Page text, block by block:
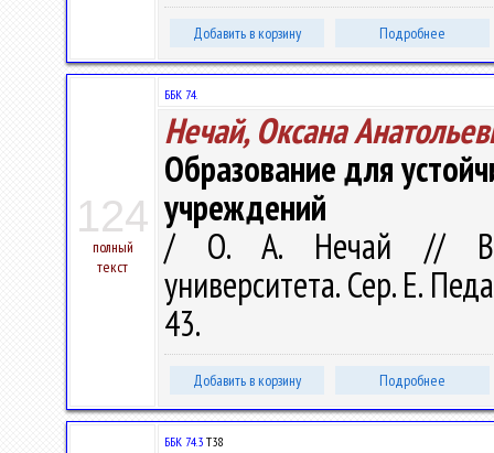
Добавить в корзину Подробнее
124
полный
текст
ББК 74.
Нечай, Оксана
Образование для
учреждений
/ О. А. Нечай //
университета. Сер. E.
43.
Добавить в корзину Подробнее
ББК 74.3 Т38